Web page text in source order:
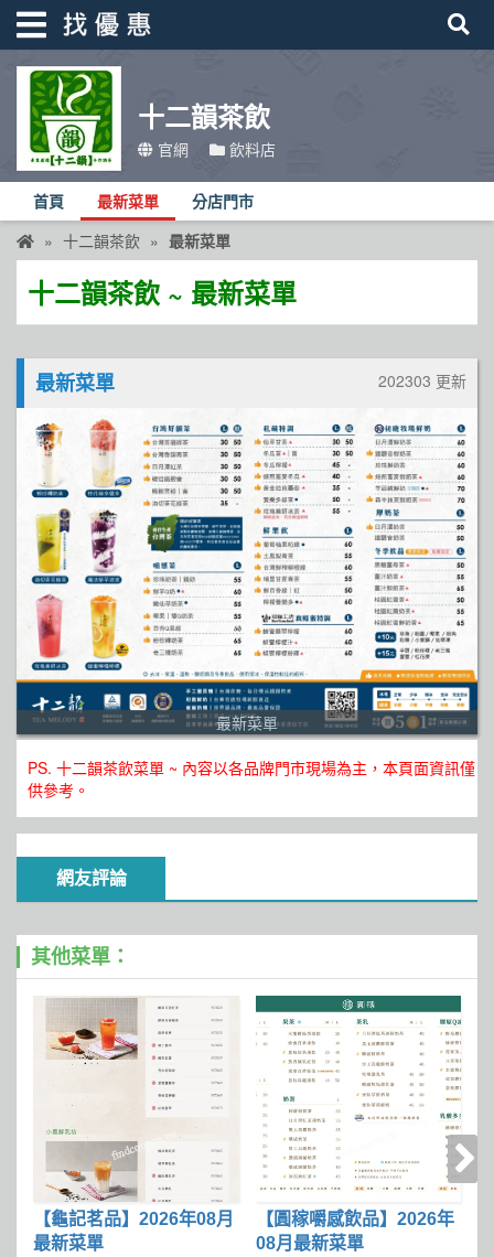
十二韻茶飲
官網 飲料店
首頁 最新菜單 分店門市
十二韻茶飲 最新菜單
十二韻茶飲 ~ 最新菜單
最新菜單 202303 更新
最新菜單
PS. 十二韻茶飲菜單 ~ 內容以各品牌門市現場為主，本頁面資訊僅
供參考。
網友評論
其他菜單：
【龜記茗品】2026年08月
最新菜單
【圓稼嚼感飲品】2026年
08月最新菜單
找優惠
首頁
優惠活動
折價卷
線上DM
品牌總覽